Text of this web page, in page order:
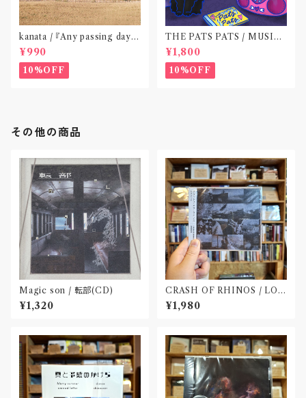
kanata / 『Any passing day -
EP』(CD作品)〝東京〟
¥990
10%OFF
THE PATS PATS / MUSIC
NEVER ENDING(CD作品)
¥1,800
10%OFF
その他の商品
Magic son / 転部(CD)
¥1,320
CRASH OF RHINOS / LOG
BOOK(CD)
¥1,980